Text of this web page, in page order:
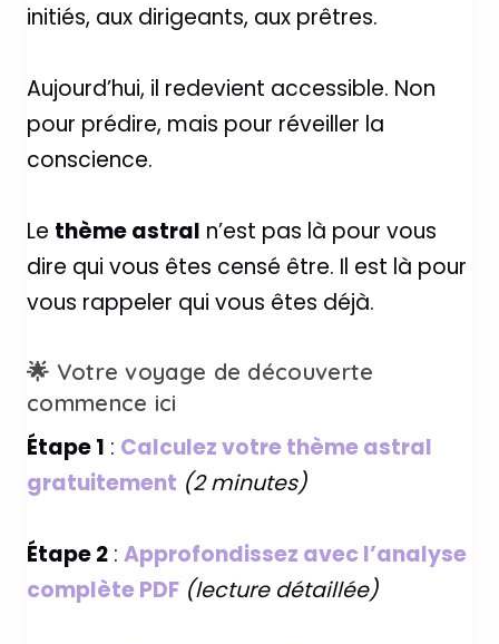
initiés, aux dirigeants, aux prêtres.
Aujourd’hui, il redevient accessible. Non
pour prédire, mais pour réveiller la
conscience.
Le thème astral n’est pas là pour vous
dire qui vous êtes censé être. Il est là pour
vous rappeler qui vous êtes déjà.
🌟 Votre voyage de découverte
commence ici
Étape 1 : Calculez votre thème astral
gratuitement (2 minutes)
Étape 2 : Approfondissez avec l’analyse
complète PDF (lecture détaillée)